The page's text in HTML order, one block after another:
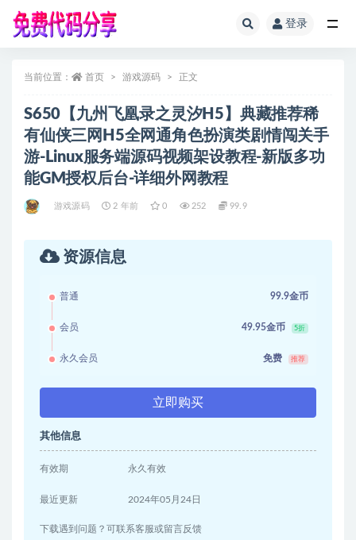
登录
当前位置： 首页 游戏源码 正文
S650【九州飞凰录之灵汐H5】典藏推荐稀
有仙侠三网H5全网通角色扮演类剧情闯关手
游-Linux服务端源码视频架设教程-新版多功
能GM授权后台-详细外网教程
游戏源码 2 年前 0 252 99.9
资源信息
普通 99.9金币
会员 49.95金币 5折
永久会员 免费 推荐
立即购买
其他信息
有效期 永久有效
最近更新 2024年05月24日
下载遇到问题？可联系客服或留言反馈